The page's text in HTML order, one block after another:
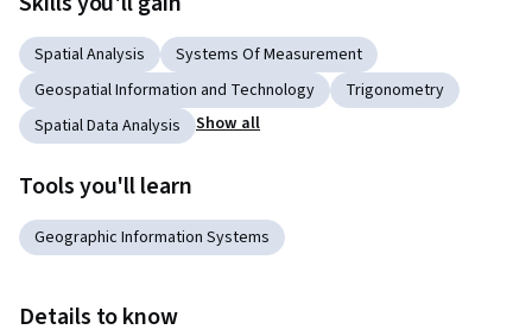
Spatial Analysis
Systems Of Measurement
Geospatial Information and Technology
Trigonometry
Spatial Data Analysis
Show all
Tools you'll learn
Geographic Information Systems
Details to know